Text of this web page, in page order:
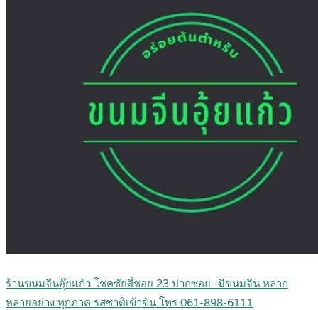
ร้านขนมจีนอุ๊ยแก้ว โชคชัยสี่ซอย 23 ปากซอย -มีขนมจีน หลาก
หลายอย่าง ทุกภาค รสชาติเข้าข้น โทร 061-898-6111